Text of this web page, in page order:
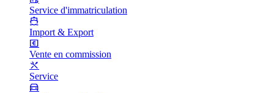
Service d'immatriculation
Import & Export
Vente en commission
Service